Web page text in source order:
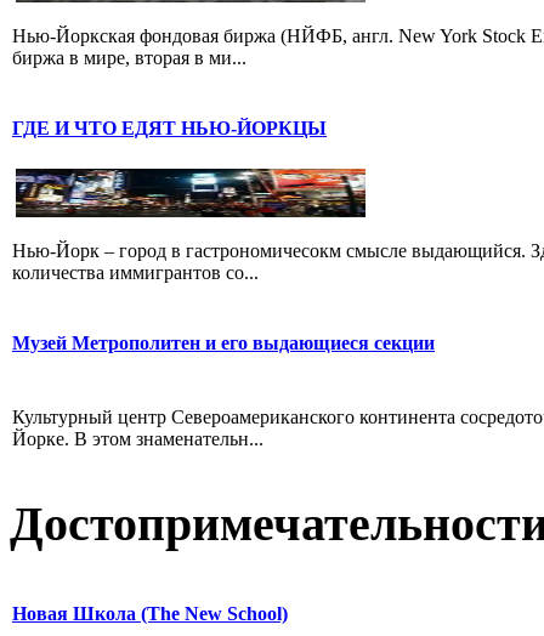
Нью-Йоркская фондовая биржа (НЙФБ, англ. New York Stock
биржа в мире, вторая в ми...
ГДЕ И ЧТО ЕДЯТ НЬЮ-ЙОРКЦЫ
Нью-Йорк – город в гастрономичесокм смысле выдающийся.
количества иммигрантов со...
Музей Метрополитен и его выдающиеся секции
Культурный центр Североамериканского континента
Йорке. В этом знаменательн...
Новая Школа (The New School)